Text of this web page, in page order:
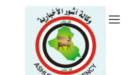
إلى قائمة
جانبية